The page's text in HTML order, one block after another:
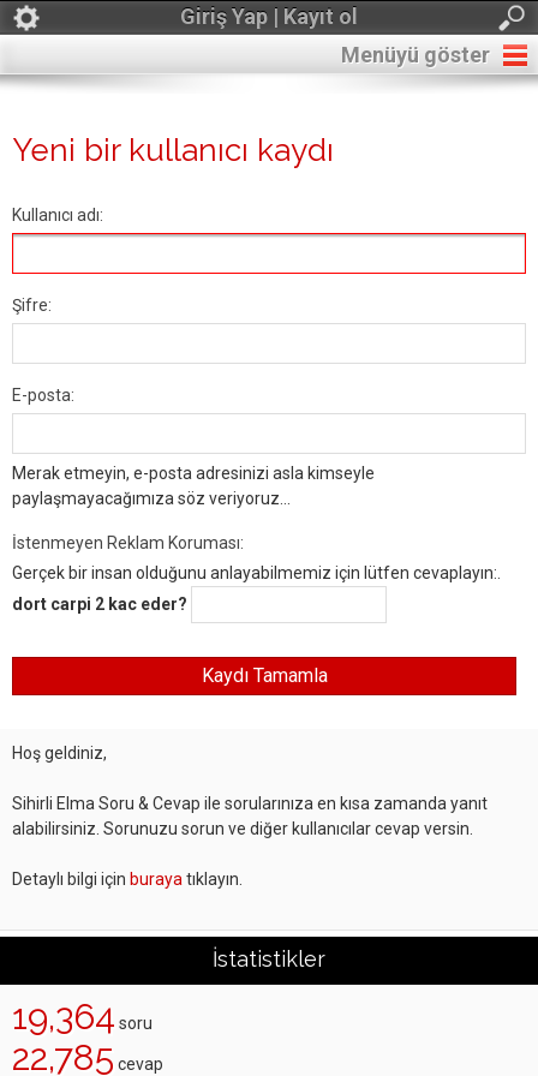
Giriş Yap | Kayıt ol
Menüyü göster
Yeni bir kullanıcı kaydı
Kullanıcı adı:
Şifre:
E-posta:
Merak etmeyin, e-posta adresinizi asla kimseyle
paylaşmayacağımıza söz veriyoruz...
İstenmeyen Reklam Koruması:
Gerçek bir insan olduğunu anlayabilmemiz için lütfen cevaplayın:.
dort carpi 2 kac eder?
Hoş geldiniz,
Sihirli Elma Soru & Cevap ile sorularınıza en kısa zamanda yanıt
alabilirsiniz. Sorunuzu sorun ve diğer kullanıcılar cevap versin.
Detaylı bilgi için buraya tıklayın.
İstatistikler
19,364 soru
22,785 cevap